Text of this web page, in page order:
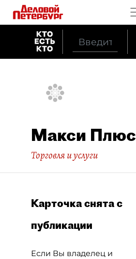
Макси Плюс
Торговля и услуги
Карточка снята с
публикации
Если Вы владелец и